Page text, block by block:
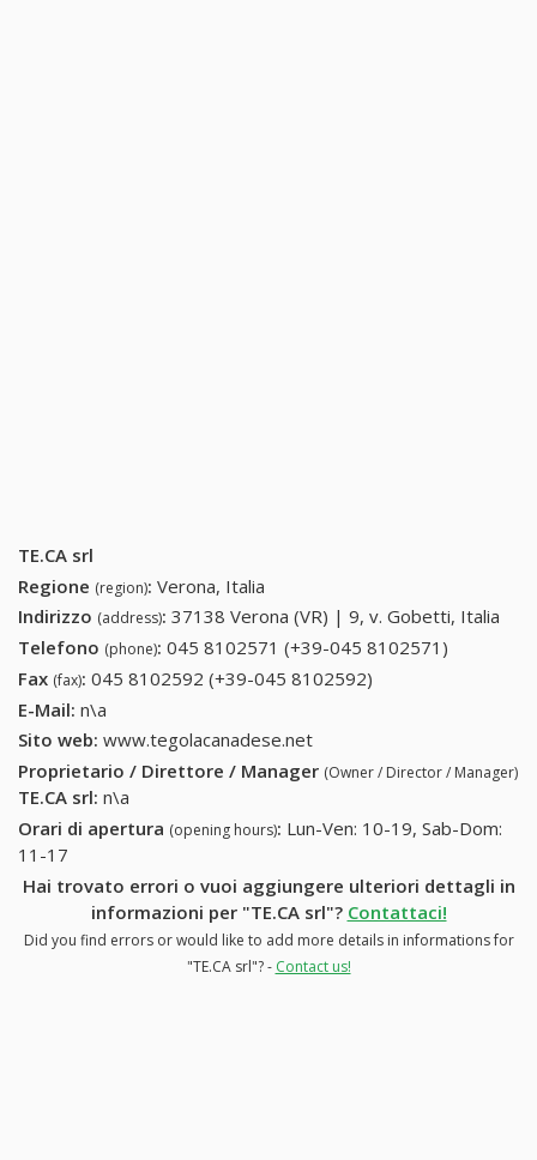
TE.CA srl
Regione (region): Verona, Italia
Indirizzo (address): 37138 Verona (VR) | 9, v. Gobetti, Italia
Telefono (phone): 045 8102571 (+39-045 8102571)
Fax (fax): 045 8102592 (+39-045 8102592)
E-Mail: n\a
Sito web: www.tegolacanadese.net
Proprietario / Direttore / Manager (Owner / Director / Manager)
TE.CA srl: n\a
Orari di apertura (opening hours): Lun-Ven: 10-19, Sab-Dom:
11-17
Hai trovato errori o vuoi aggiungere ulteriori dettagli in
informazioni per "TE.CA srl"? Contattaci!
Did you find errors or would like to add more details in informations for
"TE.CA srl"? - Contact us!